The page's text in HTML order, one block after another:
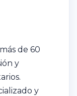
de 60
y
y